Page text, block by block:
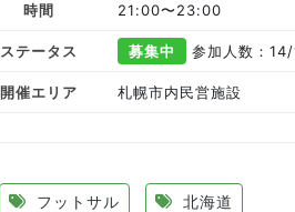
時間 21:00〜23:00
ステータス 募集中 参加人数：14/
開催エリア 札幌市内民営施設
フットサル 北海道